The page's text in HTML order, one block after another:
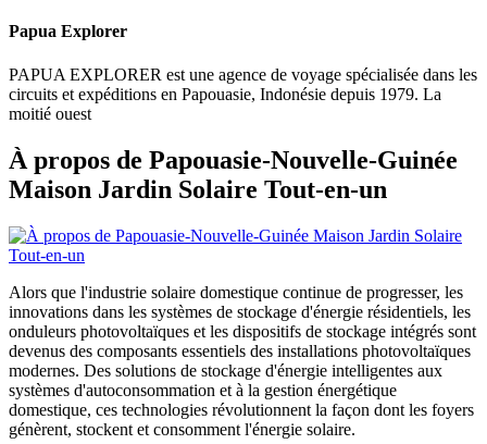
Papua Explorer
PAPUA EXPLORER est une agence de voyage spécialisée dans les
circuits et expéditions en Papouasie, Indonésie depuis 1979. La
moitié ouest
À propos de Papouasie-Nouvelle-Guinée
Maison Jardin Solaire Tout-en-un
Alors que l'industrie solaire domestique continue de progresser, les
innovations dans les systèmes de stockage d'énergie résidentiels, les
onduleurs photovoltaïques et les dispositifs de stockage intégrés sont
devenus des composants essentiels des installations photovoltaïques
modernes. Des solutions de stockage d'énergie intelligentes aux
systèmes d'autoconsommation et à la gestion énergétique
domestique, ces technologies révolutionnent la façon dont les foyers
génèrent, stockent et consomment l'énergie solaire.